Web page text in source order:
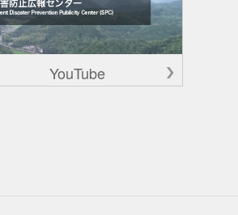
YouTube